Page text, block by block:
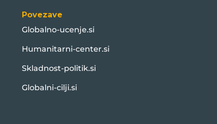
Povezave
Globalno-ucenje.si
Humanitarni-center.si
Skladnost-politik.si
Globalni-cilji.si